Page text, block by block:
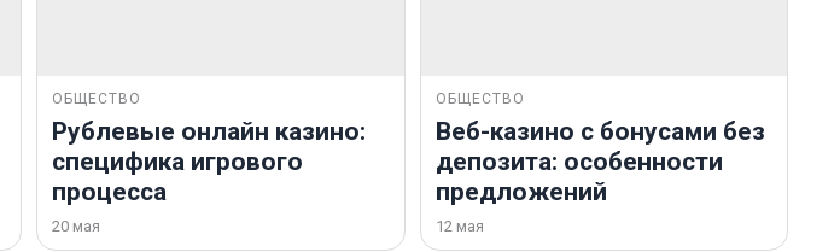
ОБЩЕСТВО
Рублевые онлайн казино:
специфика игрового
процесса
20 мая
ОБЩЕСТВО
Веб-казино с бонусами без
депозита: особенности
предложений
12 мая